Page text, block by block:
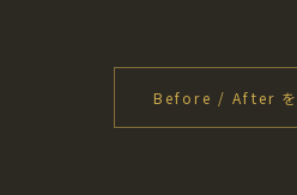
Before / After を